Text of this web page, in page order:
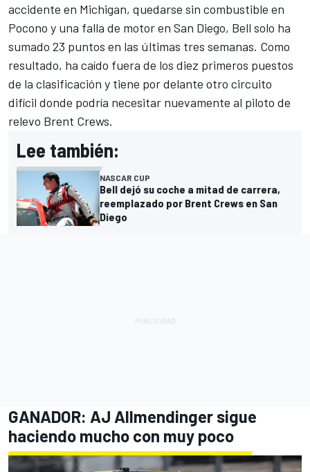
accidente en Michigan, quedarse sin combustible en
Pocono y una falla de motor en San Diego, Bell solo ha
sumado 23 puntos en las últimas tres semanas. Como
resultado, ha caído fuera de los diez primeros puestos
de la clasificación y tiene por delante otro circuito
difícil donde podría necesitar nuevamente al piloto de
relevo Brent Crews.
Lee también:
NASCAR CUP
Bell dejó su coche a mitad de carrera,
reemplazado por Brent Crews en San
Diego
GANADOR: AJ Allmendinger sigue
haciendo mucho con muy poco